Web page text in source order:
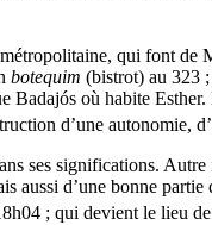
qui font
botequim (bistrot) au 323
où habite Esther.
d’une autonomie,
ses significations.
aussi d’une bonne
; qui devient le lieu